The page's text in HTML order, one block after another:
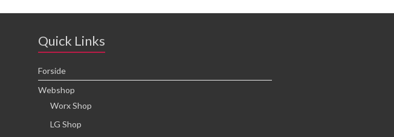
Quick Links
Forside
Webshop
Worx Shop
LG Shop